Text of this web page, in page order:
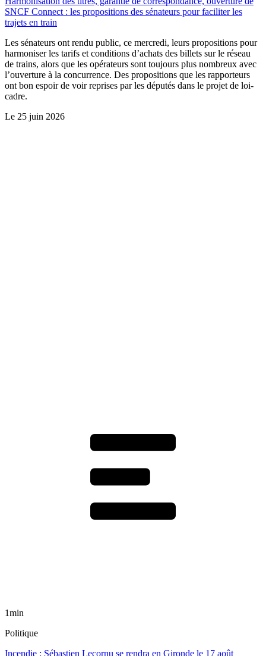
SNCF Connect : les propositions des sénateurs pour faciliter les
trajets en train
Les sénateurs ont rendu public, ce mercredi, leurs propositions pour
harmoniser les tarifs et conditions d’achats des billets sur le réseau
de trains, alors que les opérateurs sont toujours plus nombreux avec
l’ouverture à la concurrence. Des propositions que les rapporteurs
ont bon espoir de voir reprises par les députés dans le projet de loi-
cadre.
Le 25 juin 2026
1min
Politique
Incendie : Sébastien Lecornu se rendra en Gironde le 17 août